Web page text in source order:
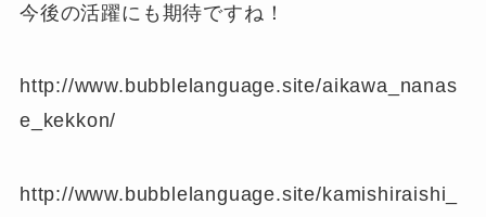
今後の活躍にも期待ですね！
http://www.bubblelanguage.site/aikawa_nanas
e_kekkon/
http://www.bubblelanguage.site/kamishiraishi_